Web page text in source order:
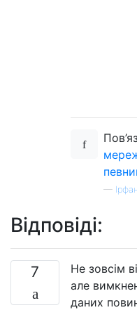
—
Відповіді:
7
Не зовсім
але
даних